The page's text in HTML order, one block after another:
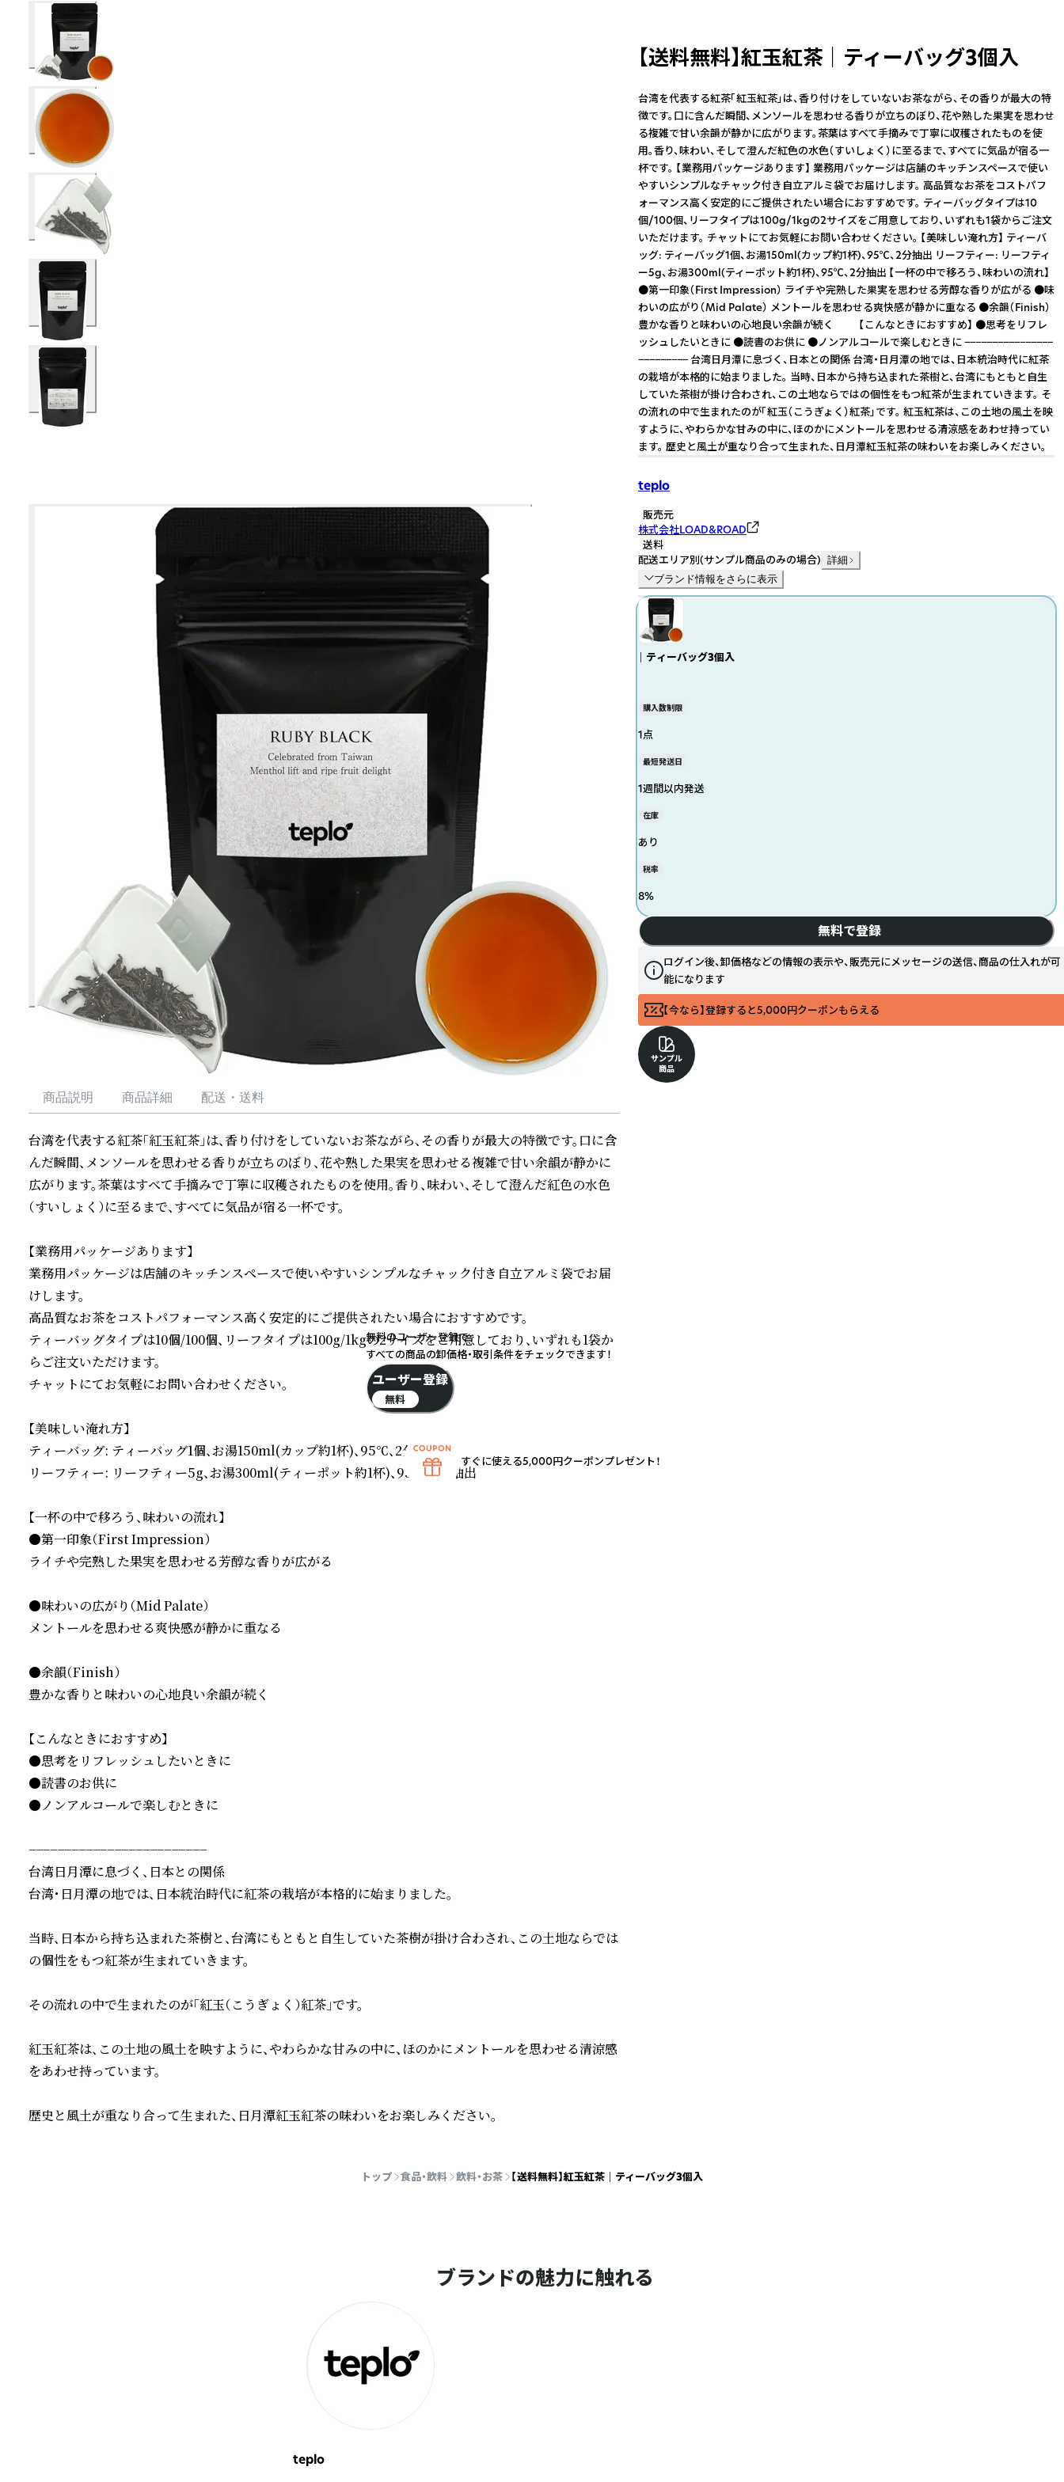
商品説明 商品詳細 配送・送料
台湾を代表する紅茶「紅玉紅茶」は、香り付けをしていないお茶ながら、その香りが最大の特徴です。口に含
んだ瞬間、メンソールを思わせる香りが立ちのぼり、花や熟した果実を思わせる複雑で甘い余韻が静かに
広がります。茶葉はすべて手摘みで丁寧に収穫されたものを使用。香り、味わい、そして澄んだ紅色の水色
（すいしょく）に至るまで、すべてに気品が宿る一杯です。
【業務用パッケージあります】
業務用パッケージは店舗のキッチンスペースで使いやすいシンプルなチャック付き自立アルミ袋でお届
けします。
高品質なお茶をコストパフォーマンス高く安定的にご提供されたい場合におすすめです。
ティーバッグタイプは10個/100個、リーフタイプは100g/1kgの2サイズをご用意しており、いずれも1袋か
らご注文いただけます。
チャットにてお気軽にお問い合わせください。
【美味しい淹れ方】
ティーバッグ: ティーバッグ1個、お湯150ml(カップ約1杯)、95℃、2分抽出
リーフティー: リーフティー5g、お湯300ml(ティーポット約1杯)、95℃、2分抽出
【一杯の中で移ろう、味わいの流れ】
●第一印象（First Impression）
ライチや完熟した果実を思わせる芳醇な香りが広がる
●味わいの広がり（Mid Palate）
メントールを思わせる爽快感が静かに重なる
●余韻（Finish）
豊かな香りと味わいの心地良い余韻が続く
【こんなときにおすすめ】
●思考をリフレッシュしたいときに
●読書のお供に
●ノンアルコールで楽しむときに
−−−−−−−−−−−−−−−−−−−−−−−−−
台湾日月潭に息づく、日本との関係
台湾・日月潭の地では、日本統治時代に紅茶の栽培が本格的に始まりました。
当時、日本から持ち込まれた茶樹と、台湾にもともと自生していた茶樹が掛け合わされ、この土地ならでは
の個性をもつ紅茶が生まれていきます。
その流れの中で生まれたのが「紅玉（こうぎょく）紅茶」です。
紅玉紅茶は、この土地の風土を映すように、やわらかな甘みの中に、ほのかにメントールを思わせる清涼感
をあわせ持っています。
歴史と風土が重なり合って生まれた、日月潭紅玉紅茶の味わいをお楽しみください。
【送料無料】紅玉紅茶 ｜ ティーバッグ3個入
台湾を代表する紅茶「紅玉紅茶」は、香り付けをしていないお茶ながら、その香りが最大の特
徴です。口に含んだ瞬間、メンソールを思わせる香りが立ちのぼり、花や熟した果実を思わせ
る複雑で甘い余韻が静かに広がります。茶葉はすべて手摘みで丁寧に収穫されたものを使
用。香り、味わい、そして澄んだ紅色の水色（すいしょく）に至るまで、すべてに気品が宿る一
杯です。 【業務用パッケージあります】 業務用パッケージは店舗のキッチンスペースで使い
やすいシンプルなチャック付き自立アルミ袋でお届けします。 高品質なお茶をコストパフ
ォーマンス高く安定的にご提供されたい場合におすすめです。 ティーバッグタイプは10
個/100個、リーフタイプは100g/1kgの2サイズをご用意しており、いずれも1袋からご注文
いただけます。 チャットにてお気軽にお問い合わせください。 【美味しい淹れ方】 ティーバ
ッグ: ティーバッグ1個、お湯150ml(カップ約1杯)、95℃、2分抽出 リーフティー: リーフティ
ー5g、お湯300ml(ティーポット約1杯)、95℃、2分抽出 【一杯の中で移ろう、味わいの流れ】
●第一印象（First Impression） ライチや完熟した果実を思わせる芳醇な香りが広がる ●味
わいの広がり（Mid Palate） メントールを思わせる爽快感が静かに重なる ●余韻（Finish）
豊かな香りと味わいの心地良い余韻が続く 【こんなときにおすすめ】 ●思考をリフレ
ッシュしたいときに ●読書のお供に ●ノンアルコールで楽しむときに −−−−−−−−−−−−−−−−
−−−−−−−−− 台湾日月潭に息づく、日本との関係 台湾・日月潭の地では、日本統治時代に紅茶
の栽培が本格的に始まりました。 当時、日本から持ち込まれた茶樹と、台湾にもともと自生
していた茶樹が掛け合わされ、この土地ならではの個性をもつ紅茶が生まれていきます。 そ
の流れの中で生まれたのが「紅玉（こうぎょく）紅茶」です。 紅玉紅茶は、この土地の風土を映
すように、やわらかな甘みの中に、ほのかにメントールを思わせる清涼感をあわせ持ってい
ます。 歴史と風土が重なり合って生まれた、日月潭紅玉紅茶の味わいをお楽しみください。
teplo
販売元
株式会社LOAD&ROAD
送料
配送エリア別(サンプル商品のみの場合) 詳細
ブランド情報をさらに表示
｜ ティーバッグ3個入
購入数制限
1点
最短発送日
1週間以内発送
在庫
あり
税率
8%
無料で登録
ログイン後、卸価格などの情報の表示や、販売元にメッセージの送信、商品の仕入れが可
能になります
【今なら】登録すると5,000円クーポンもらえる
サンプル
商品
トップ 食品・飲料 飲料・お茶 【送料無料】紅玉紅茶 ｜ ティーバッグ3個入
ブランドの魅力に触れる
teplo
無料のユーザー登録で
すべての商品の卸価格・取引条件をチェックできます！
ユーザー登録
無料
すぐに使える5,000円クーポンプレゼント！